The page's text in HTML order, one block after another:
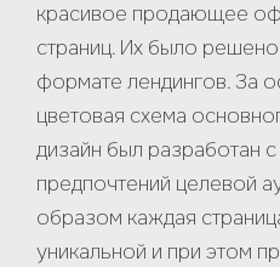
красивое продающее
страниц. Их было
формате лендингов. За
цветовая схема
дизайн был разработан
предпочтений целевой
образом каждая
уникальной и при этом
Даю согласие на
данных *
Отправить заявку